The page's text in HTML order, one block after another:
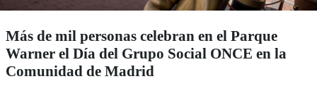
Más de mil personas celebran en el Parque
Warner el Día del Grupo Social ONCE en la
Comunidad de Madrid